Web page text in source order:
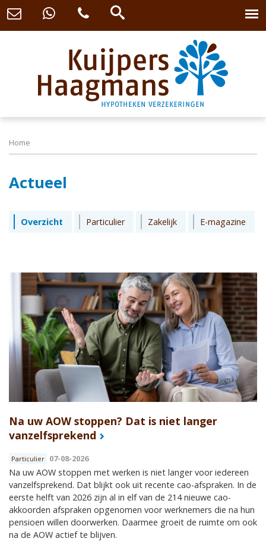
Home
Actueel
Overzicht Particulier Zakelijk E-magazine
Na uw AOW stoppen? Dat is niet langer
vanzelfsprekend
Particulier 07-08-2026
Na uw AOW stoppen met werken is niet langer voor iedereen
vanzelfsprekend. Dat blijkt ook uit recente cao-afspraken. In de
eerste helft van 2026 zijn al in elf van de 214 nieuwe cao-
akkoorden afspraken opgenomen voor werknemers die na hun
pensioen willen doorwerken. Daarmee groeit de ruimte om ook
na de AOW actief te blijven.